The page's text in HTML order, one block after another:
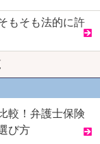
もそも法的に許
較！弁護士保険
び方